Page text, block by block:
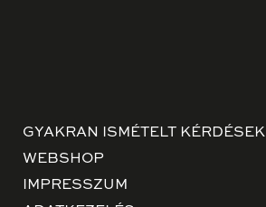
GYAKRAN ISMÉTELT KÉRDÉSEK
WEBSHOP
IMPRESSZUM